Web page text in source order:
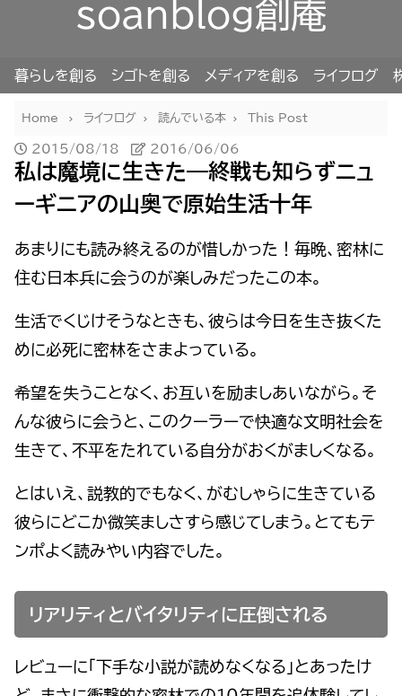
soanblog創庵
暮らしを創る シゴトを創る メディアを創る ライフログ
Home ライフログ 読んでいる本 This Post
2015/08/18 2016/06/06
私は魔境に生きた―終戦も知らずニュ
ーギニアの山奥で原始生活十年
あまりにも読み終えるのが惜しかった！毎晩、密林に
住む日本兵に会うのが楽しみだったこの本。
生活でくじけそうなときも、彼らは今日を生き抜くた
めに必死に密林をさまよっている。
希望を失うことなく、お互いを励ましあいながら。そ
んな彼らに会うと、このクーラーで快適な文明社会を
生きて、不平をたれている自分がおくがましくなる。
とはいえ、説教的でもなく、がむしゃらに生きている
彼らにどこか微笑ましさすら感じてしまう。とてもテ
ンポよく読みやい内容でした。
リアリティとバイタリティに圧倒される
レビューに「下手な小説が読めなくなる」とあったけ